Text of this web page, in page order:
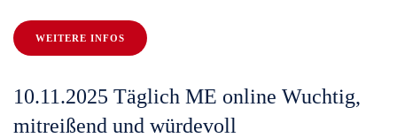
WEITERE INFOS
10.11.2025 Täglich ME online Wuchtig,
mitreißend und würdevoll